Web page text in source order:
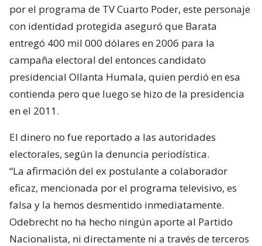
por el programa de TV Cuarto Poder, este personaje
con identidad protegida aseguró que Barata
entregó 400 mil 000 dólares en 2006 para la
campaña electoral del entonces candidato
presidencial Ollanta Humala, quien perdió en esa
contienda pero que luego se hizo de la presidencia
en el 2011.
El dinero no fue reportado a las autoridades
electorales, según la denuncia periodística.
“La afirmación del ex postulante a colaborador
eficaz, mencionada por el programa televisivo, es
falsa y la hemos desmentido inmediatamente.
Odebrecht no ha hecho ningún aporte al Partido
Nacionalista, ni directamente ni a través de terceros